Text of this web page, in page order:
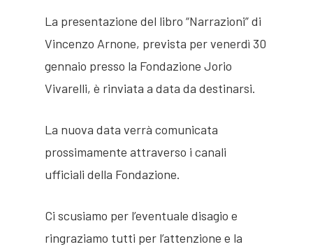
La presentazione del libro “Narrazioni” di
Vincenzo Arnone, prevista per venerdì 30
gennaio presso la Fondazione Jorio
Vivarelli, è rinviata a data da destinarsi.
La nuova data verrà comunicata
prossimamente attraverso i canali
ufficiali della Fondazione.
Ci scusiamo per l’eventuale disagio e
ringraziamo tutti per l’attenzione e la
Jorio Vivarelli
Presentazione
Villa Stonorov
Biblioteca
Opere
Sculture
Arte Sacra
Jorio Vivarelli
Eventi